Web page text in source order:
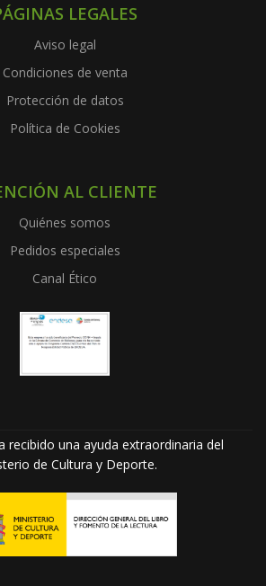
LEGALES
Aviso legal
Condiciones de venta
Protección de datos
Política de Cookies
AL CLIENTE
Quiénes somos
Pedidos especiales
Canal Ético
recibido una ayuda extraordinaria del
de Cultura y Deporte.